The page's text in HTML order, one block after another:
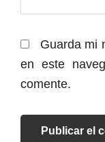
Guarda mi
en este
comente.